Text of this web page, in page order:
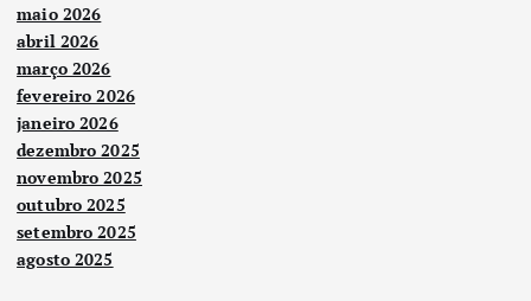
maio 2026
abril 2026
março 2026
fevereiro 2026
janeiro 2026
dezembro 2025
novembro 2025
outubro 2025
setembro 2025
agosto 2025